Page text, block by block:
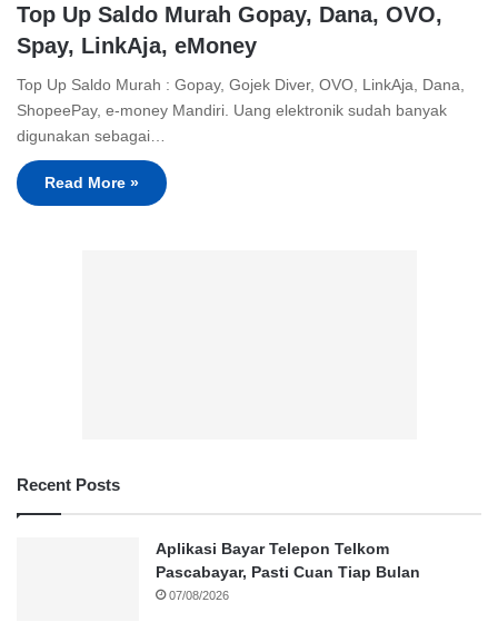
Top Up Saldo Murah Gopay, Dana, OVO,
Spay, LinkAja, eMoney
Top Up Saldo Murah : Gopay, Gojek Diver, OVO, LinkAja, Dana,
ShopeePay, e-money Mandiri. Uang elektronik sudah banyak
digunakan sebagai…
Read More »
Recent Posts
Aplikasi Bayar Telepon Telkom
Pascabayar, Pasti Cuan Tiap Bulan
07/08/2026